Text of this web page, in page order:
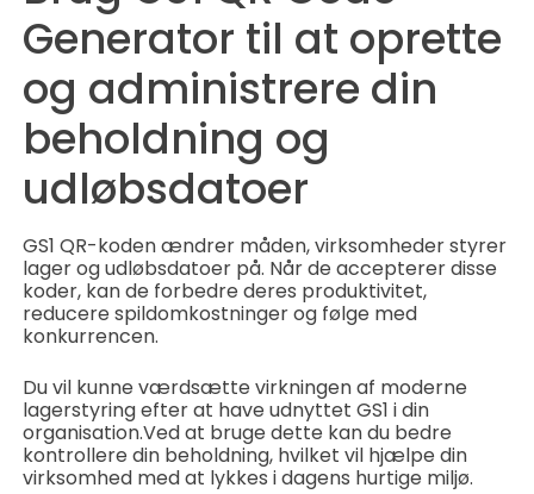
Generator til at oprette
og administrere din
beholdning og
udløbsdatoer
GS1 QR-koden ændrer måden, virksomheder styrer
lager og udløbsdatoer på. Når de accepterer disse
koder, kan de forbedre deres produktivitet,
reducere spildomkostninger og følge med
konkurrencen.
Du vil kunne værdsætte virkningen af moderne
lagerstyring efter at have udnyttet GS1 i din
organisation.Ved at bruge dette kan du bedre
kontrollere din beholdning, hvilket vil hjælpe din
virksomhed med at lykkes i dagens hurtige miljø.